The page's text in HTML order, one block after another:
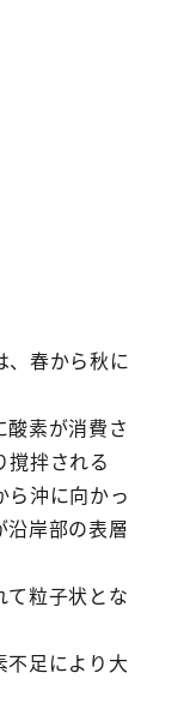
、春から秋に
素が消費さ
撹拌される
ら沖に向かっ
沿岸部の表層
て粒子状とな
不足により大